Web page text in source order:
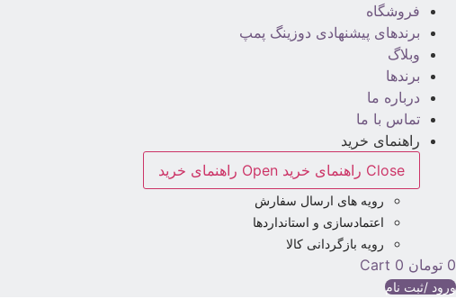
فروشگاه
برندهای پیشنهادی دوزینگ پمپ
وبلاگ
برندها
درباره ما
تماس با ما
راهنمای خرید
Close راهنمای خرید
Open راهنمای خرید
رویه های ارسال سفارش
اعتمادسازی و استانداردها
رویه بازگردانی کالا
0 تومان 0
Cart
ورود /ثبت نام